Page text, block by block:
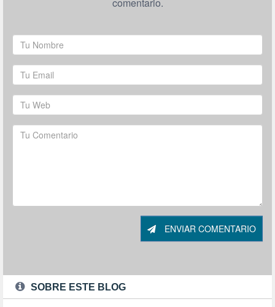
ENVIAR COMENTARIO
SOBRE ESTE BLOG